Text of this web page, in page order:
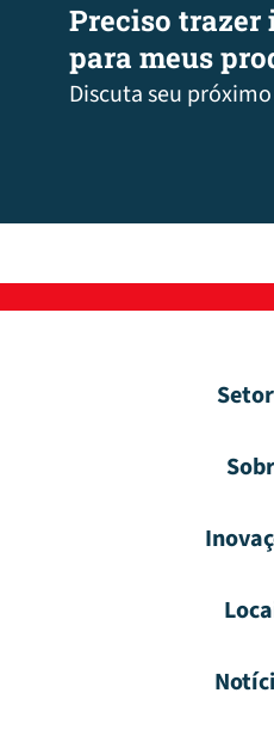
Preciso trazer
para meus
Discuta seu